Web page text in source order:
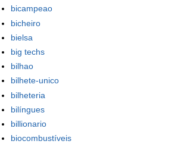
bicampeao
bicheiro
bielsa
big techs
bilhao
bilhete-unico
bilheteria
bilíngues
billionario
biocombustíveis